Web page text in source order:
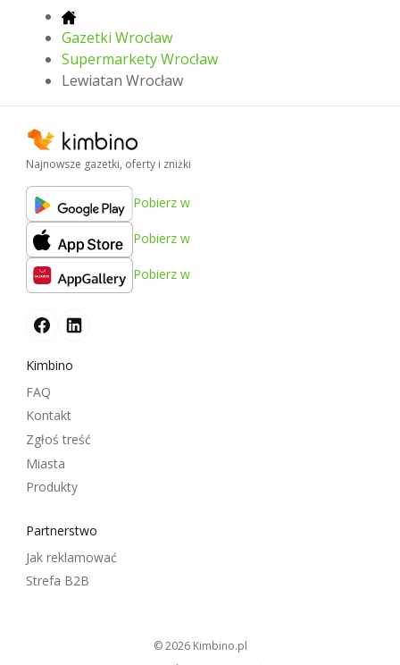
Gazetki Wrocław
Supermarkety Wrocław
Lewiatan Wrocław
Najnowsze gazetki, oferty i zniżki
Pobierz w
Pobierz w
Pobierz w
Kimbino
FAQ
Kontakt
Zgłoś treść
Miasta
Produkty
Partnerstwo
Jak reklamować
Strefa B2B
© 2026 kimbino.pl